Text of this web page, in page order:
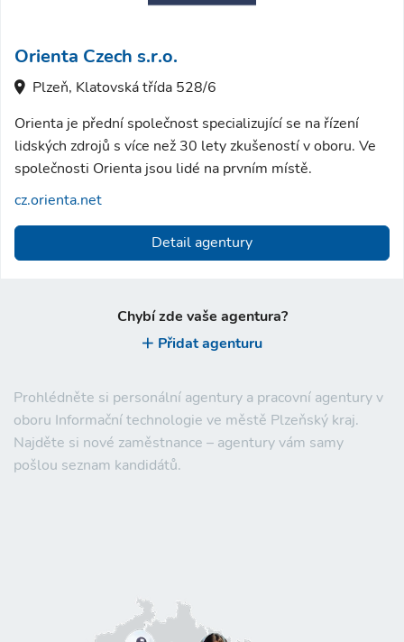
Prohlédněte si personální agentury a pracovní agentury v
oboru Informační technologie ve městě Plzeňský kraj.
Najděte si nové zaměstnance – agentury vám samy
pošlou seznam kandidátů.
Orienta Czech s.r.o.
Plzeň, Klatovská třída 528/6
Orienta je přední společnost specializující se na řízení
lidských zdrojů s více než 30 lety zkušeností v oboru. Ve
společnosti Orienta jsou lidé na prvním místě.
cz.orienta.net
Detail agentury
Chybí zde vaše agentura?
Přidat agenturu